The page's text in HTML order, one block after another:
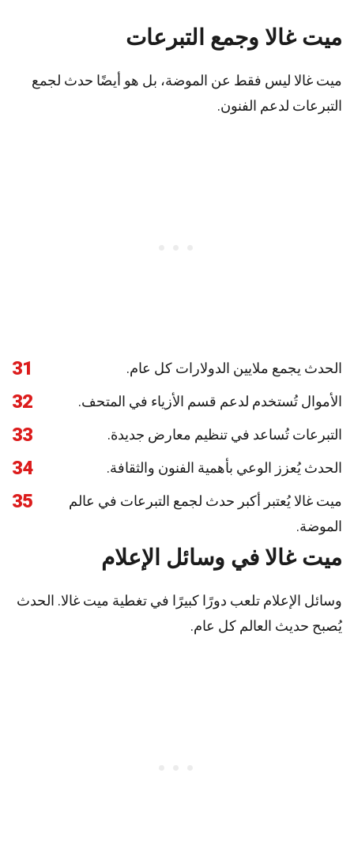
ميت غالا وجمع التبرعات
ميت غالا ليس فقط عن الموضة، بل هو أيضًا حدث لجمع
التبرعات لدعم الفنون.
31 الحدث يجمع ملايين الدولارات كل عام.
32 الأموال تُستخدم لدعم قسم الأزياء في المتحف.
33 التبرعات تُساعد في تنظيم معارض جديدة.
34 الحدث يُعزز الوعي بأهمية الفنون والثقافة.
35
ميت غالا يُعتبر أكبر حدث لجمع التبرعات في عالم
الموضة.
ميت غالا في وسائل الإعلام
وسائل الإعلام تلعب دورًا كبيرًا في تغطية ميت غالا. الحدث
يُصبح حديث العالم كل عام.